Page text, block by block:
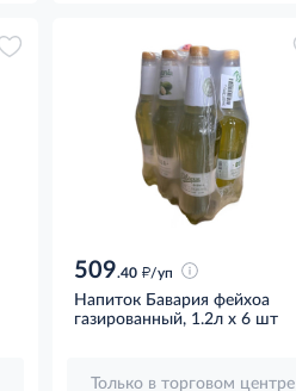
509.40 д/уп
Напиток Бавария фейхоа
газированный, 1.2л x 6 шт
Только в торговом центре